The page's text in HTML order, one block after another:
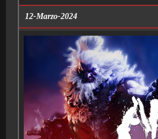
12-Marzo-2024